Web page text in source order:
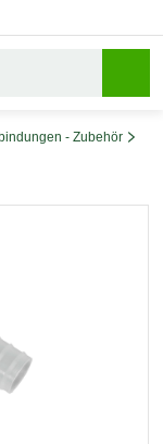
- Zubehör